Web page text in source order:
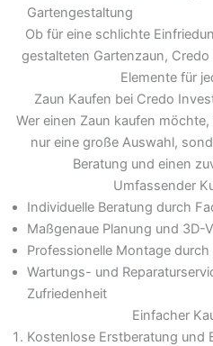
Gartengestaltung
Ob für eine schlichte
gestalteten Gartenzaun,
Elemente für
Zaun Kaufen bei Credo
Wer einen Zaun kaufen
nur eine große Auswahl,
Beratung und einen
Umfassender
Individuelle Beratung durch
Maßgenaue Planung und 3D-
Professionelle Montage
Wartungs- und
Zufriedenheit
Einfacher
Kostenlose Erstberatung und